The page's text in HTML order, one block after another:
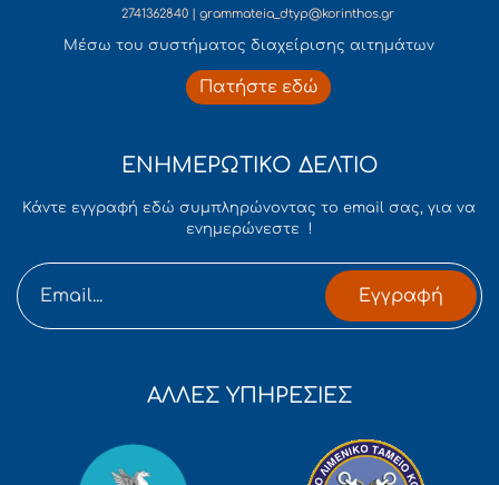
2741362840 | grammateia_dtyp@korinthos.gr
Mέσω του συστήματος διαχείρισης αιτημάτων
Πατήστε εδώ
ΕΝΗΜΕΡΩΤΙΚΟ ΔΕΛΤΙΟ
Κάντε εγγραφή εδώ συμπληρώνοντας το email σας, για να
ενημερώνεστε !
Εγγραφή
ΑΛΛΕΣ ΥΠΗΡΕΣΙΕΣ